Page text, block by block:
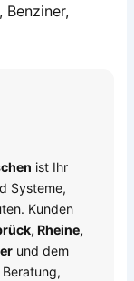
ist Ihr
Systeme,
Kunden
Rheine,
und dem